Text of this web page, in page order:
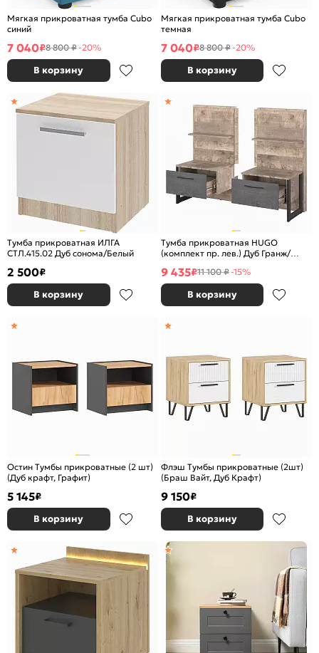
Мягкая прикроватная тумба Cubo
синий
7 040₽8 800 ₽-20%
В корзину
Мягкая прикроватная тумба Cubo
темная
7 040₽8 800 ₽-20%
В корзину
Тумба прикроватная ИЛГА
СТЛ.415.02 Дуб сонома/Белый
2 500₽
В корзину
Тумба прикроватная HUGO
(комплект пр. лев.) Дуб Гранж/
9 435₽11 100 ₽-15%
В корзину
Остин Тумбы прикроватные (2 шт)
(Дуб крафт, Графит)
5 145₽
В корзину
Флэш Тумбы прикроватные (2шт)
(Браш Вайт, Дуб Крафт)
9 150₽
В корзину